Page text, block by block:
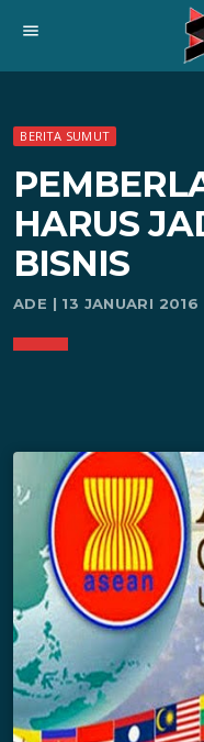
menu
BERITA SUMUT
HARUS
BISNIS
ADE | 13 JANUARI 2016